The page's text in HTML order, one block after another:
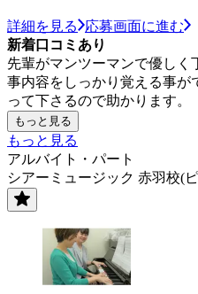
詳細を見る
応募画面に進む
新着口コミあり
先輩がマンツーマンで優し
事内容をしっかり覚える事が
って下さるので助かります。
もっと見る
もっと見る
アルバイト・パート
シアーミュージック 赤羽校(